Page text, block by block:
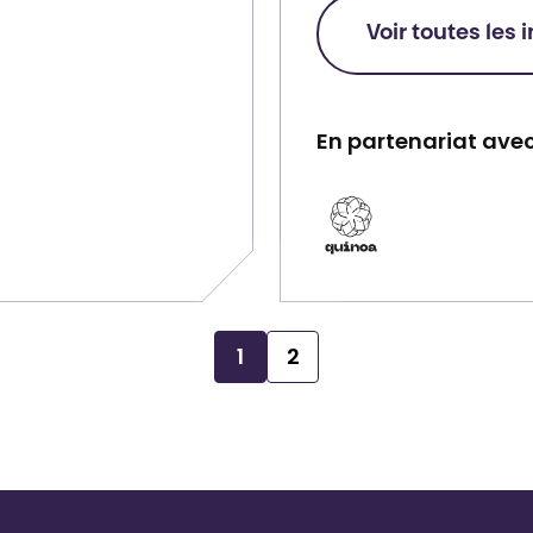
Voir toutes les
En partenariat
t
e
e
1 2